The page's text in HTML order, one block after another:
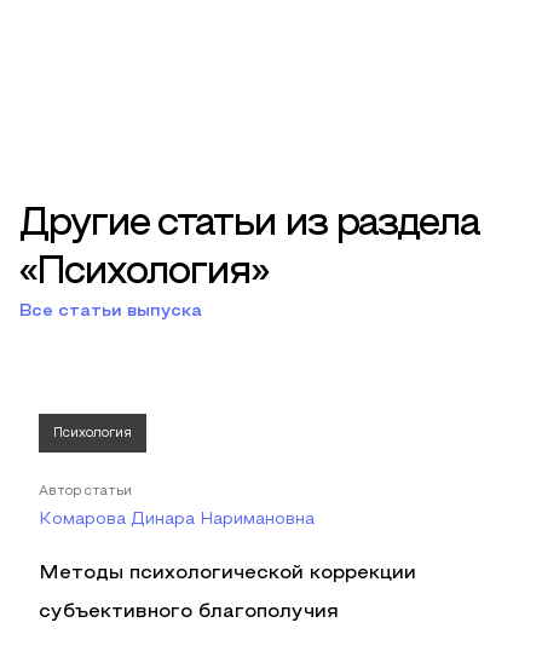
Другие статьи из раздела
«Психология»
Все статьи выпуска
Психология
Автор статьи
Комарова Динара Наримановна
Методы психологической коррекции
субъективного благополучия